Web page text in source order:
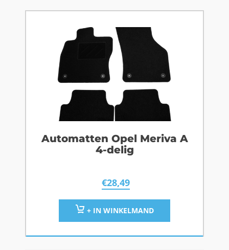
Automatten Opel Meriva A
4-delig
€28,49
+ IN WINKELMAND